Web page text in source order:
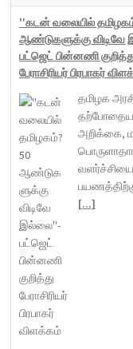
''கடன் வலையில்
ஆண்டுகளுக்கு
பட்ஜெட் பின்னணி
பேராசிரியர் பிரபாகர்
தமிழக
தற்போதைய
அறிக்கை,
[...]